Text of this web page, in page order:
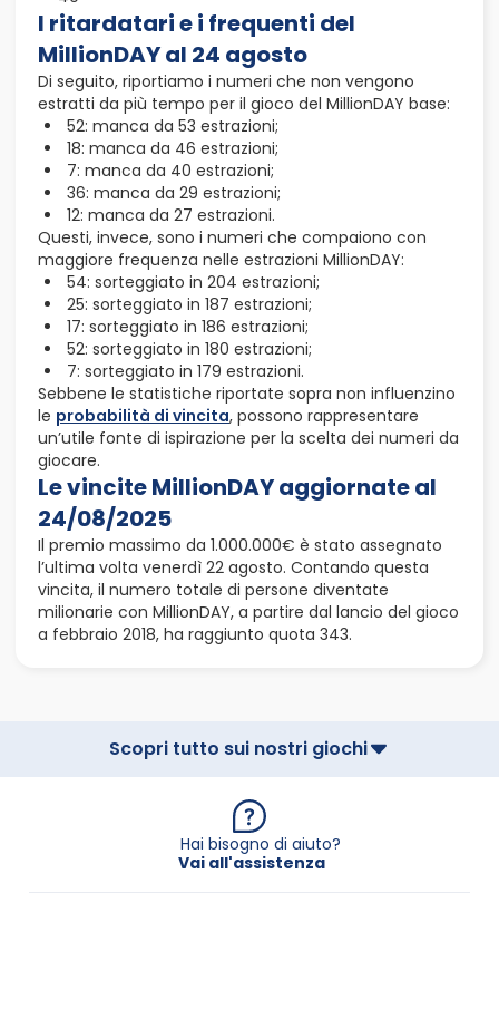
I ritardatari e i frequenti del
MillionDAY al 24 agosto
Di seguito, riportiamo i numeri che non vengono
estratti da più tempo per il gioco del MillionDAY base:
52: manca da 53 estrazioni;
18: manca da 46 estrazioni;
7: manca da 40 estrazioni;
36: manca da 29 estrazioni;
12: manca da 27 estrazioni.
Questi, invece, sono i numeri che compaiono con
maggiore frequenza nelle estrazioni MillionDAY:
54: sorteggiato in 204 estrazioni;
25: sorteggiato in 187 estrazioni;
17: sorteggiato in 186 estrazioni;
52: sorteggiato in 180 estrazioni;
7: sorteggiato in 179 estrazioni.
Sebbene le statistiche riportate sopra non influenzino
le probabilità di vincita, possono rappresentare
un’utile fonte di ispirazione per la scelta dei numeri da
giocare.
Le vincite MillionDAY aggiornate al
24/08/2025
Il premio massimo da 1.000.000€ è stato assegnato
l’ultima volta venerdì 22 agosto. Contando questa
vincita, il numero totale di persone diventate
milionarie con MillionDAY, a partire dal lancio del gioco
a febbraio 2018, ha raggiunto quota 343.
Scopri tutto sui nostri giochi
Hai bisogno di aiuto?
Vai all'assistenza